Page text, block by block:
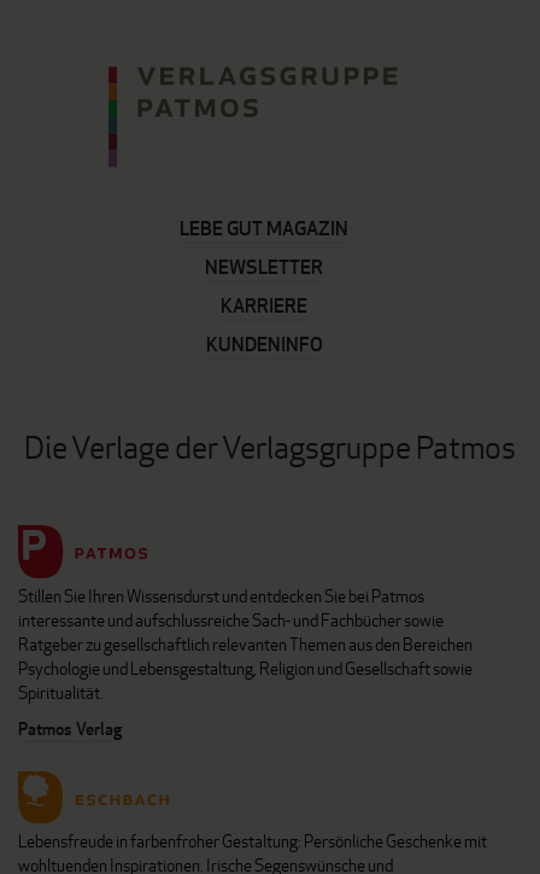
LEBE GUT MAGAZIN
NEWSLETTER
KARRIERE
KUNDENINFO
Die Verlage der Verlagsgruppe Patmos
Stillen Sie Ihren Wissensdurst und entdecken Sie bei Patmos
interessante und aufschlussreiche Sach- und Fachbücher sowie
Ratgeber zu gesellschaftlich relevanten Themen aus den Bereichen
Psychologie und Lebensgestaltung, Religion und Gesellschaft sowie
Spiritualität.
Patmos Verlag
Lebensfreude in farbenfroher Gestaltung: Persönliche Geschenke mit
wohltuenden Inspirationen. Irische Segenswünsche und